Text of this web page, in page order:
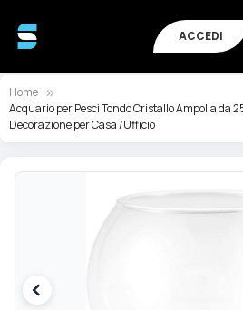
ACCEDI
Home
Acquario per Pesci Tondo Cristallo Ampolla da
Decorazione per Casa /Ufficio
Vai
immagini